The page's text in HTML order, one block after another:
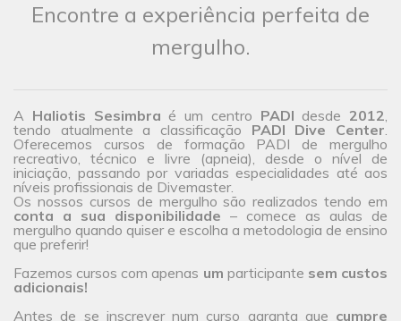
Encontre a experiência perfeita de
mergulho.
A Haliotis Sesimbra é um centro PADI desde 2012,
tendo atualmente a classificação PADI Dive Center.
Oferecemos cursos de formação PADI de mergulho
recreativo, técnico e livre (apneia), desde o nível de
iniciação, passando por variadas especialidades até aos
níveis profissionais de Divemaster.
Os nossos cursos de mergulho são realizados tendo em
conta a sua disponibilidade – comece as aulas de
mergulho quando quiser e escolha a metodologia de ensino
que preferir!
Fazemos cursos com apenas um participante sem custos
adicionais!
Antes de se inscrever num curso garanta que cumpre